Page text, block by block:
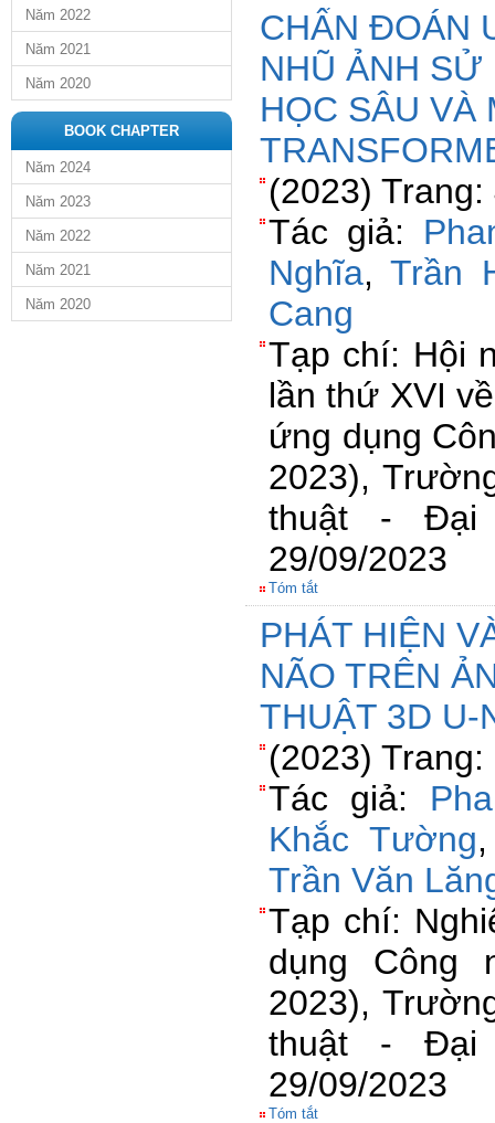
Năm 2022
Năm 2021
Năm 2020
BOOK CHAPTER
Năm 2024
Năm 2023
Năm 2022
Năm 2021
Năm 2020
CHẨN ĐOÁN
NHŨ ẢNH SỬ
HỌC SÂU VÀ
(2023) Trang:
Tác giả:
Nghĩa,Trần
Cang
Tạp chí: Hội
lần thứ XVI
ứng dụng
2023),
thuật - Đại
29/09/2023
Tóm tắt
PHÁT HIỆN
NÃO TRÊN
THUẬT 3D U-
(2023) Trang:
Tác giả:
Khắc Tường
Trần Văn
Tạp chí:
dụng Công
2023),
thuật - Đại
29/09/2023
Tóm tắt